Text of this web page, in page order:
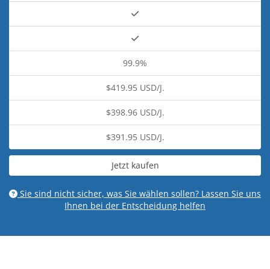
99.9%
$419.95 USD/J.
$398.96 USD/J.
$391.95 USD/J.
Jetzt kaufen
Sie sind nicht sicher, was Sie wählen sollen? Lassen Sie uns
Ihnen bei der Entscheidung helfen